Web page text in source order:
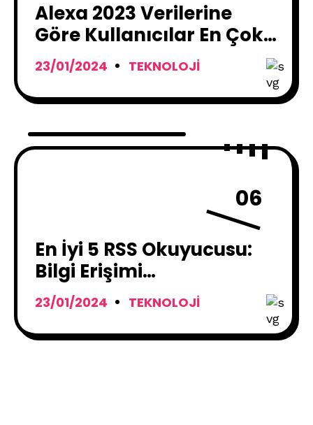
Alexa 2023 Verilerine
Göre Kullanıcılar En Çok
Ne Soruyor?
23/01/2024 TEKNOLOJI
06
En İyi 5 RSS Okuyucusu:
Bilgi Erişimi
Kolaylaştırma Rehberi
23/01/2024 TEKNOLOJI